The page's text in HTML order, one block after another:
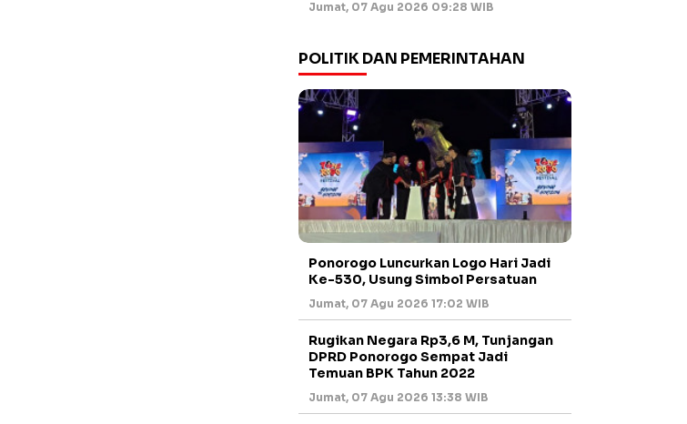
Jumat, 07 Agu 2026 09:28 WIB
POLITIK DAN PEMERINTAHAN
Ponorogo Luncurkan Logo Hari Jadi
Ke-530, Usung Simbol Persatuan
Jumat, 07 Agu 2026 17:02 WIB
Rugikan Negara Rp3,6 M, Tunjangan
DPRD Ponorogo Sempat Jadi
Temuan BPK Tahun 2022
Jumat, 07 Agu 2026 13:38 WIB